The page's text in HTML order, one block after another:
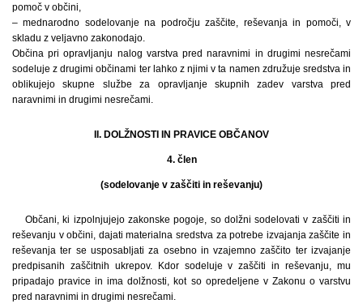
pomoč v občini,
– mednarodno sodelovanje na področju zaščite, reševanja in pomoči, v
skladu z veljavno zakonodajo.
Občina pri opravljanju nalog varstva pred naravnimi in drugimi nesrečami
sodeluje z drugimi občinami ter lahko z njimi v ta namen združuje sredstva in
oblikujejo skupne službe za opravljanje skupnih zadev varstva pred
naravnimi in drugimi nesrečami.
II. DOLŽNOSTI IN PRAVICE OBČANOV
4. člen
(sodelovanje v zaščiti in reševanju)
Občani, ki izpolnjujejo zakonske pogoje, so dolžni sodelovati v zaščiti in
reševanju v občini, dajati materialna sredstva za potrebe izvajanja zaščite in
reševanja ter se usposabljati za osebno in vzajemno zaščito ter izvajanje
predpisanih zaščitnih ukrepov. Kdor sodeluje v zaščiti in reševanju, mu
pripadajo pravice in ima dolžnosti, kot so opredeljene v Zakonu o varstvu
pred naravnimi in drugimi nesrečami.